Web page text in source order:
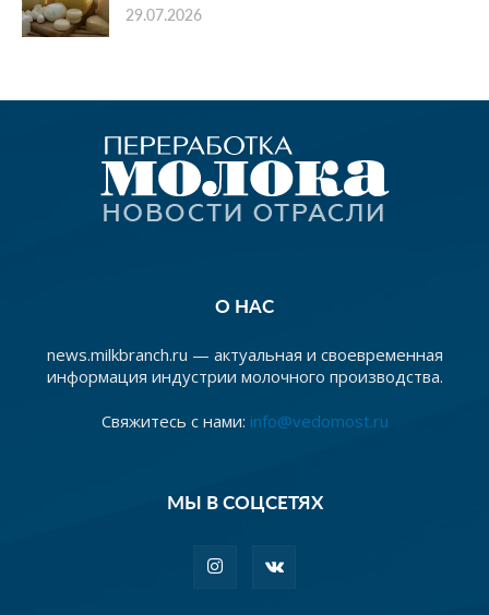
29.07.2026
О НАС
news.milkbranch.ru — актуальная и своевременная
информация индустрии молочного производства.
Свяжитесь с нами: info@vedomost.ru
МЫ В СОЦСЕТЯХ